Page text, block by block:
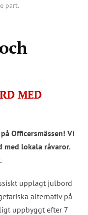
part.
MED
Officersmässen! Vi
lokala råvaror.
upplagt julbord
alternativ på
uppbyggt efter 7